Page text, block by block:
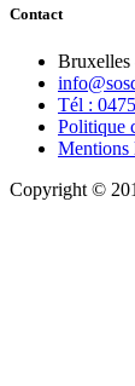
Contact
Bruxelles
Tél :
Politique
Mentions
Copyright ©